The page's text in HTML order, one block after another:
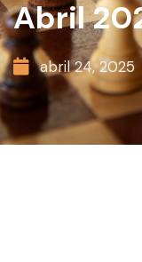
Abril
abril 24, 2025